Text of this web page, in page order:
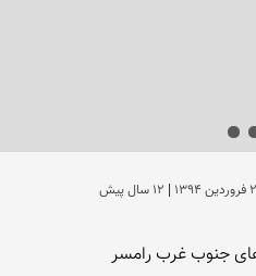
جنوب غرب رامسر